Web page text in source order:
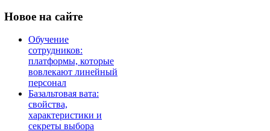
Новое на сайте
Обучение
сотрудников:
платформы, которые
вовлекают линейный
персонал
Базальтовая вата:
свойства,
характеристики и
секреты выбора